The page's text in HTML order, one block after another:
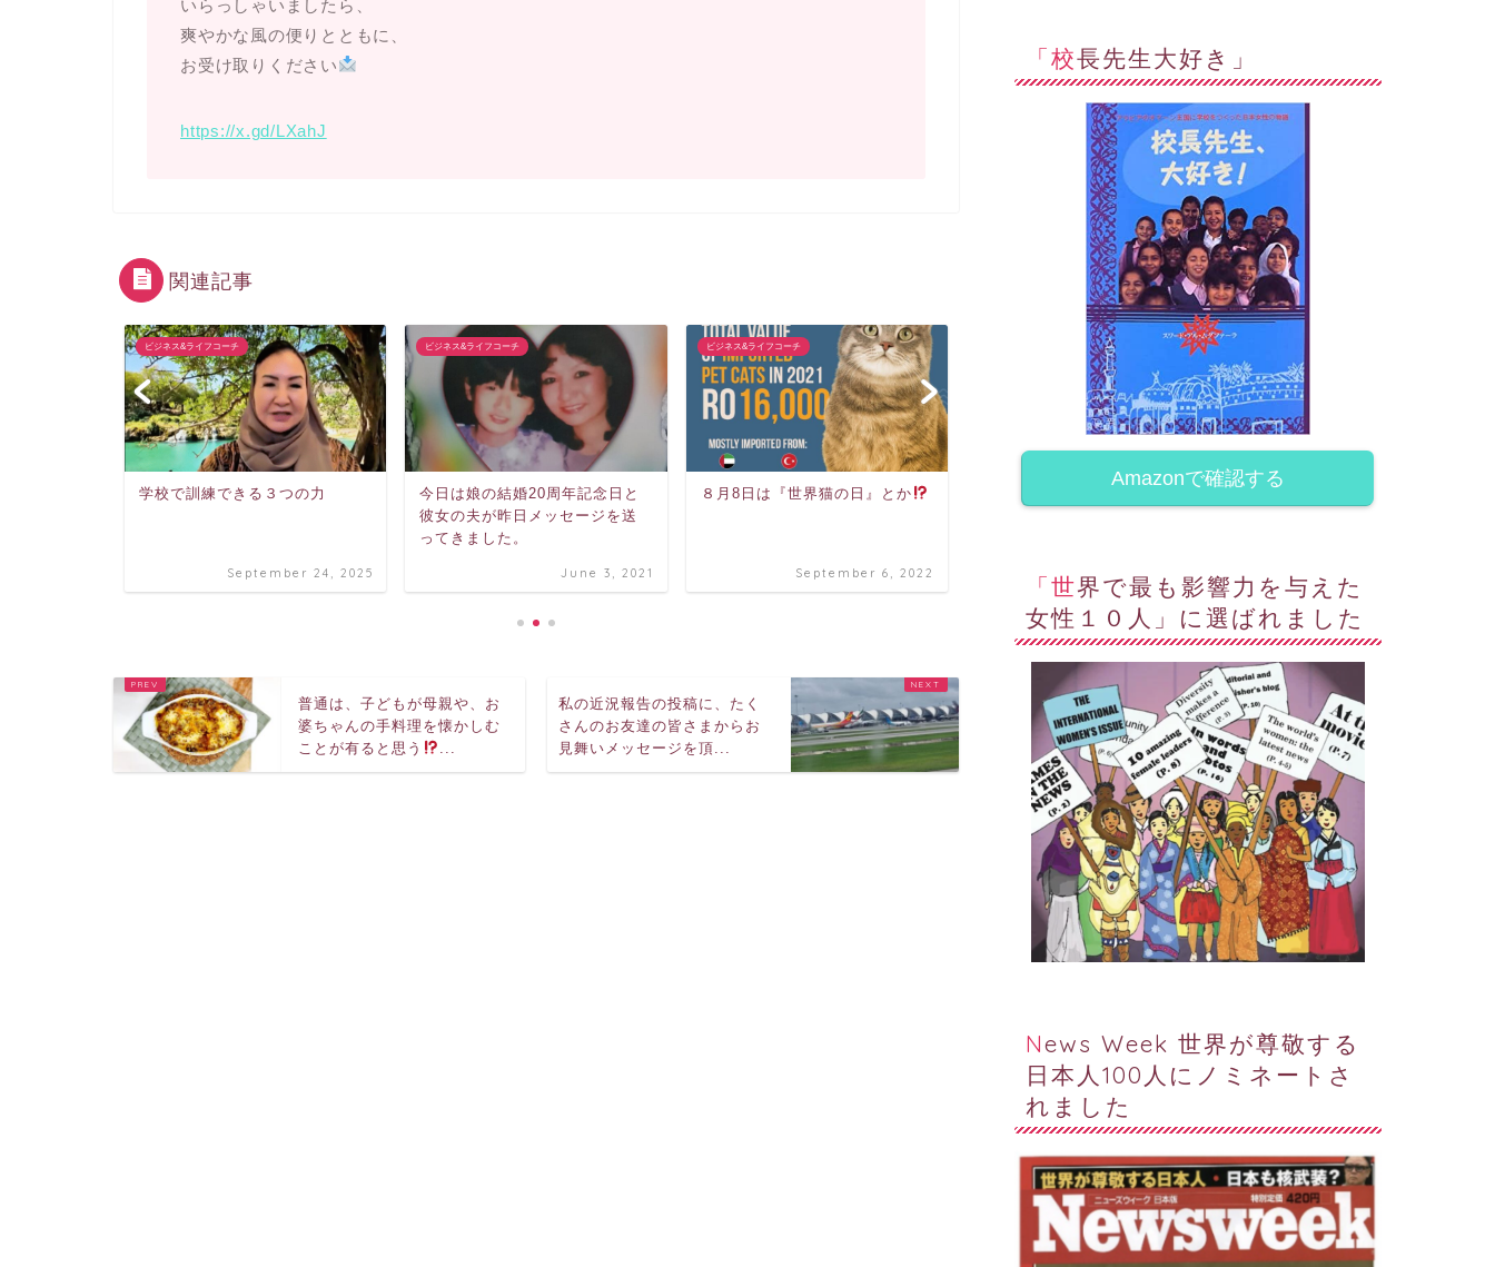
いらっしゃいましたら、
爽やかな風の便りとともに、
お受け取りください
https://x.gd/LXahJ
関連記事
ビジネス&ライフコーチ
学校で訓練できる３つの力
September 24, 2025
ビジネス&ライフコーチ
今日は娘の結婚20周年記念日と
彼女の夫が昨日メッセージを送
ってきました。
June 3, 2021
ビジネス&ライフコーチ
８月8日は『世界猫の日』とか
September 6, 2022 September 24, 2025
普通は、子どもが母親や、お
婆ちゃんの手料理を懐かしむ
ことが有ると思う
私の近況報告の投稿に、たく
さんのお友達の皆さまからお
見舞いメッセージを頂...
「校長先生大好き」
Amazonで確認する
「世界で最も影響力を与えた
女性１０人」に選ばれました
News Week 世界が尊敬する
日本人100人にノミネートさ
れました